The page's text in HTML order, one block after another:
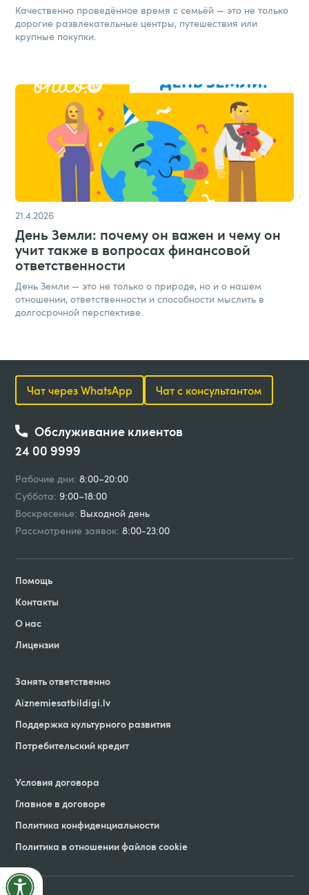
Качественно проведённое время с семьёй — это не только
дорогие развлекательные центры, путешествия или
крупные покупки.
21.4.2026
День Земли: почему он важен и чему он
учит также в вопросах финансовой
ответственности
День Земли — это не только о природе, но и о нашем
отношении, ответственности и способности мыслить в
долгосрочной перспективе.
Чат через WhatsApp Чат с консультантом
Обслуживание клиентов
24 00 9999
Рабочие дни: 8:00–20:00
Суббота: 9:00–18:00
Воскресенье: Выходной день
Рассмотрение заявок: 8:00-23:00
Помощь
Контакты
О нас
Лицензии
Занять ответственно
Aiznemiesatbildigi.lv
Поддержка культурного развития
Потребительский кредит
Условия договорa
Главное в договоре
Политика конфиденциальности
Политика в отношении файлов cookie